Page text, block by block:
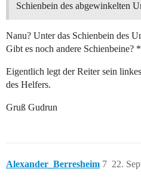
Schienbein des abgewinkelten
Nanu? Unter das Schienbein des
Gibt es noch andere Schienbeine?
Eigentlich legt der Reiter sein
des Helfers.
Gruß Gudrun
Alexander_Berresheim 22.
7